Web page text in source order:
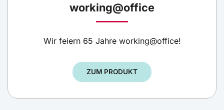
working@office
Wir feiern 65 Jahre working@office!
ZUM PRODUKT